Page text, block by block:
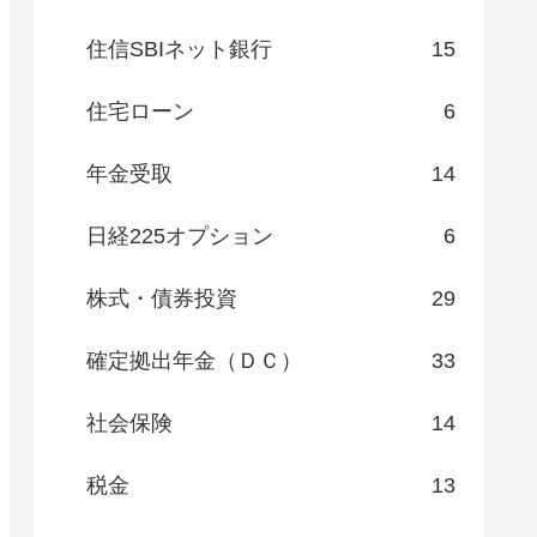
住信SBIネット銀行 15
住宅ローン 6
年金受取 14
日経225オプション 6
株式・債券投資 29
確定拠出年金（ＤＣ） 33
社会保険 14
税金 13